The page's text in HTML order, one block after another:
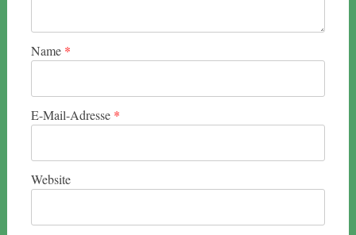
Name *
E-Mail-Adresse *
Website